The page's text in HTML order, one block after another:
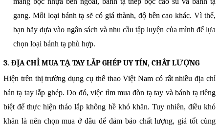
gang. Mỗi loại bánh tạ sẽ có giá thành, độ bền cao khác. Vì thế,
bạn hãy dựa vào ngân sách và nhu cầu tập luyện của mình để lựa
chọn loại bánh tạ phù hợp.
3. ĐỊA CHỈ MUA TẠ TAY LẮP GHÉP UY TÍN, CHẤT LƯỢNG
Hiện trên thị trường dụng cụ thể thao Việt Nam có rất nhiều địa chỉ
bán tạ tay lắp ghép. Do đó, việc tìm mua đòn tạ tay và bánh tạ riêng
biệt để thực hiện tháo lắp không hề khó khăn. Tuy nhiên, điều khó
khăn là nên chọn mua ở đâu để đảm bảo chất lượng, giá tốt cùng